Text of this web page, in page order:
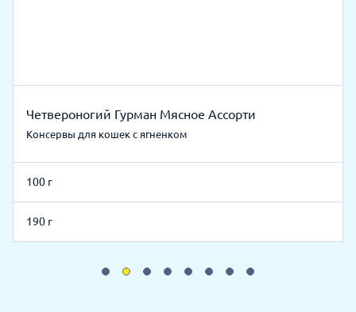
Четвероногий Гурман Мясное Ассорти
Консервы для кошек с ягненком
100 г
190 г